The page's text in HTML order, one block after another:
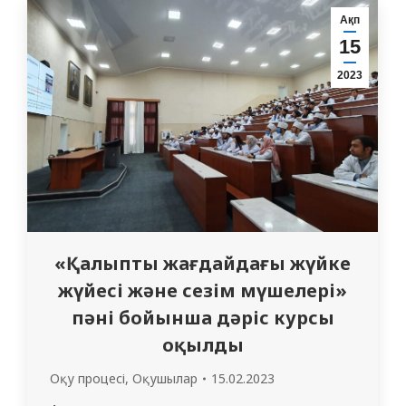
енгізді. Бұл жаңа оқу құралы арнайы QR-
код арқылы әр хирургиялық аспаптарды
смартфон арқылы сканерлеп қазақша,…
Ақп
15
2023
«Қалыпты жағдайдағы жүйке
жүйесі және сезім мүшелері»
пәні бойынша дәріс курсы
оқылды
Оқу процесі, Оқушылар 15.02.2023